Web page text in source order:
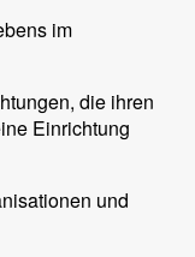
im
die ihren
Einrichtung
und